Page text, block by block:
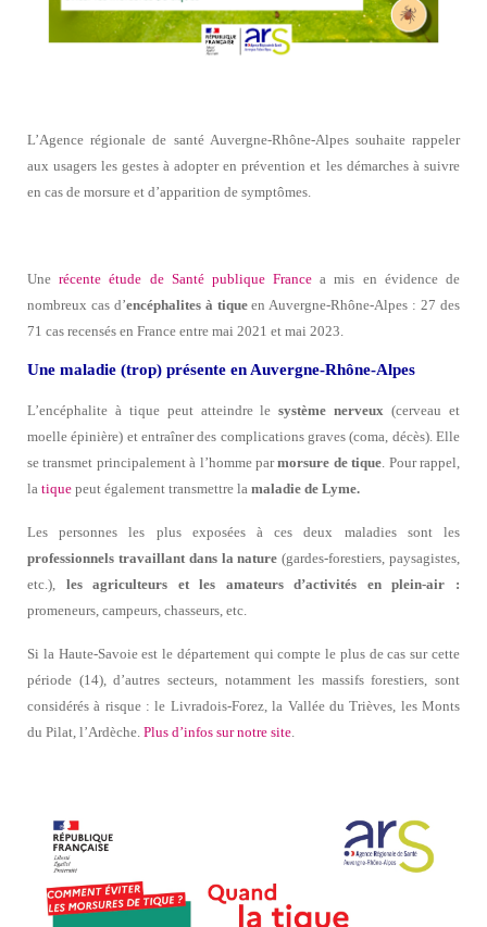
L’Agence régionale de santé Auvergne-Rhône-Alpes souhaite rappeler
aux usagers les gestes à adopter en prévention et les démarches à suivre
en cas de morsure et d’apparition de symptômes.
Unerécente étude de Santé publique France a mis en évidence de
nombreux cas d’encéphalites à tiqueen Auvergne-Rhône-Alpes : 27 des
71 cas recensés en France entre mai 2021 et mai 2023.
Une maladie (trop) présente en Auvergne-Rhône-Alpes
L’encéphalite à tique peut atteindre lesystème nerveux (cerveau et
moelle épinière) et entraîner des complications graves (coma, décès). Elle
se transmet principalement à l’homme parmorsure de tique . Pour rappel,
la tique peut également transmettre la maladie de Lyme.
Les personnes les plus exposées à ces deux maladies sont les
professionnels travaillant dans la nature(gardes-forestiers, paysagistes,
etc.), les agriculteurs et les amateurs d’activités en plein-air :
promeneurs, campeurs, chasseurs, etc.
Si la Haute-Savoie est le département qui compte le plus de cas sur cette
période (14), d’autres secteurs, notamment les massifs forestiers, sont
considérés à risque : le Livradois-Forez, la Vallée du Trièves, les Monts
du Pilat, l’Ardèche. Plus d’infos sur notre site